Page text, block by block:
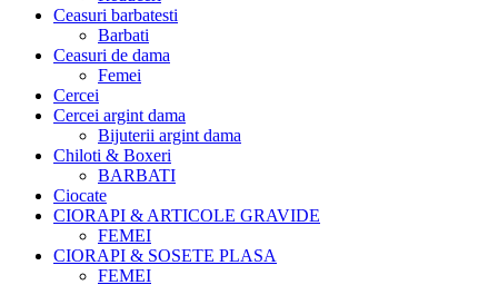
Ceasuri barbatesti
Barbati
Ceasuri de dama
Femei
Cercei
Cercei argint dama
Bijuterii argint dama
Chiloti & Boxeri
BARBATI
Ciocate
CIORAPI & ARTICOLE GRAVIDE
FEMEI
CIORAPI & SOSETE PLASA
FEMEI